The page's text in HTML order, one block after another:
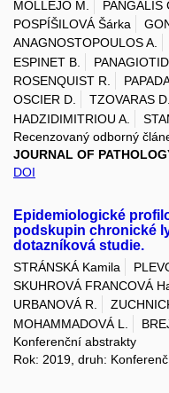
MOLLEJO M. PANGALIS
POSPÍŠILOVÁ Šárka
ANAGNOSTOPOULOS A.
ESPINET B.
ROSENQUIST R.
OSCIER D.
TZOVARAS D.
HADZIDIMITRIOU A.
Recenzovaný odborný
JOURNAL OF
DOI
Epidemiologické
podskupin chronické
dotazníková studie.
STRÁNSKÁ Kamila
SKUHROVÁ FRANCOVÁ
URBANOVÁ R.
MOHAMMADOVÁ L.
Konferenční abstrakty
Rok: 2019, druh: